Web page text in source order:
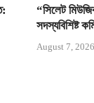
“সিলেট
সদস্যবিশিষ্ট
August 7, 2026